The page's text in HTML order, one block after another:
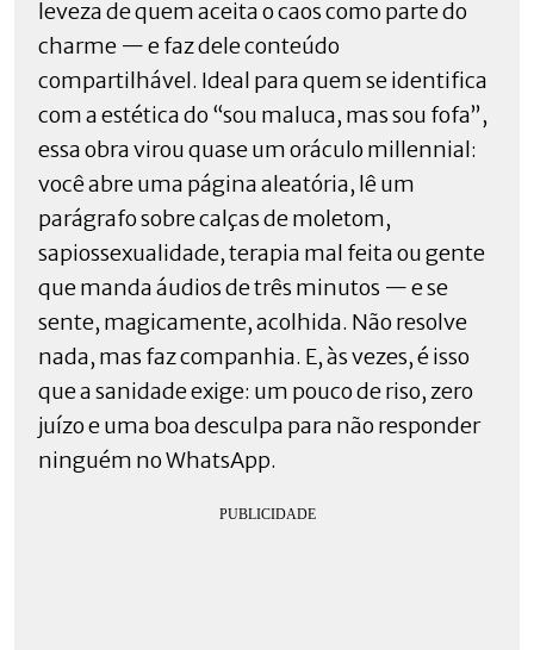
leveza de quem aceita o caos como parte do
charme — e faz dele conteúdo
compartilhável. Ideal para quem se identifica
com a estética do “sou maluca, mas sou fofa”,
essa obra virou quase um oráculo millennial:
você abre uma página aleatória, lê um
parágrafo sobre calças de moletom,
sapiossexualidade, terapia mal feita ou gente
que manda áudios de três minutos — e se
sente, magicamente, acolhida. Não resolve
nada, mas faz companhia. E, às vezes, é isso
que a sanidade exige: um pouco de riso, zero
juízo e uma boa desculpa para não responder
ninguém no WhatsApp.